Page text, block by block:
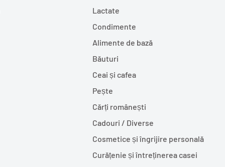
Lactate
Condimente
Alimente de bază
Băuturi
Ceai și cafea
Pește
Cărți românești
Cadouri / Diverse
Cosmetice și îngrijire personală
Curățenie și întreținerea casei